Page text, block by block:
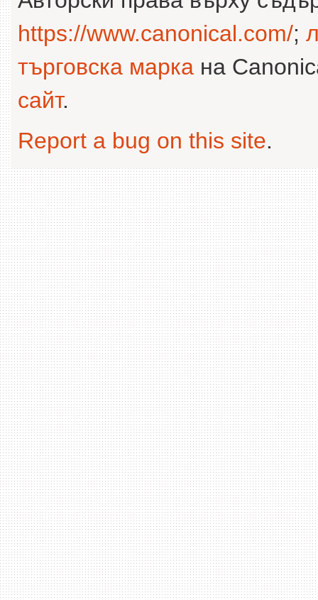
https://www.canonical.com/;
търговска марка на
сайт.
Report a bug on this site.